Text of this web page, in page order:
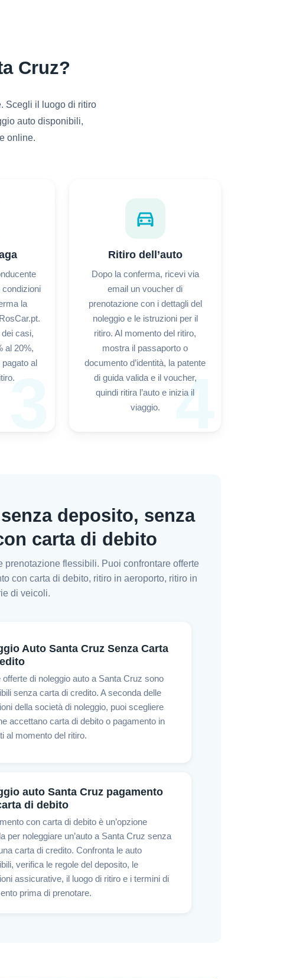
Cruz?
Scegli il luogo di ritiro
auto disponibili,
online.
3
condizioni
la
casi,
al 20%,
al
4
directions_car
Ritiro dell’auto
Dopo la conferma, ricevi via
email un voucher di
prenotazione con i dettagli del
noleggio e le istruzioni per il
ritiro. Al momento del ritiro,
mostra il passaporto o
documento d’identità, la patente
di guida valida e il voucher,
quindi ritira l’auto e inizia il
viaggio.
deposito, senza
carta di debito
flessibili. Puoi confrontare offerte
con carta di debito, ritiro in aeroporto, ritiro in
di veicoli.
Auto Santa Cruz Senza Carta
offerte di noleggio auto a Santa Cruz sono
senza carta di credito. A seconda delle
della società di noleggio, puoi scegliere
accettano carta di debito o pagamento in
al momento del ritiro.
auto Santa Cruz pagamento
di debito
con carta di debito è un’opzione
per noleggiare un’auto a Santa Cruz senza
carta di credito. Confronta le auto
verifica le regole del deposito, le
assicurative, il luogo di ritiro e i termini di
prima di prenotare.